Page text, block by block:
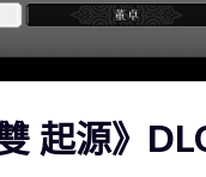
起源》